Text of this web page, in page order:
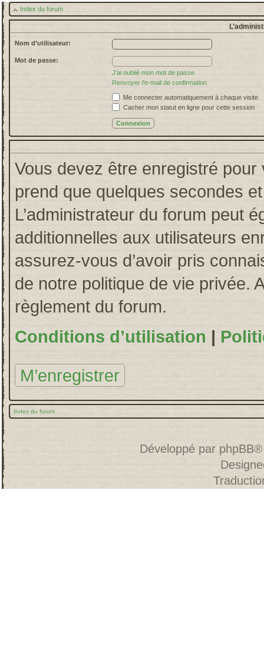
Index du forum
Nom d’utilisateur:
Mot de passe:
J’ai oublié mon mot de passe
Renvoyer l’e-mail de confirmation
Me connecter automatiquement à chaque visite
Cacher mon statut en ligne pour cette session
Vous devez être enregistré pour
prend que quelques secondes
L’administrateur du forum peut
additionnelles aux utilisateurs
assurez-vous d’avoir pris
de notre politique de vie privée.
règlement du forum.
Conditions d’utilisation |
M’enregistrer
Index du forum
Développé par phpBB®